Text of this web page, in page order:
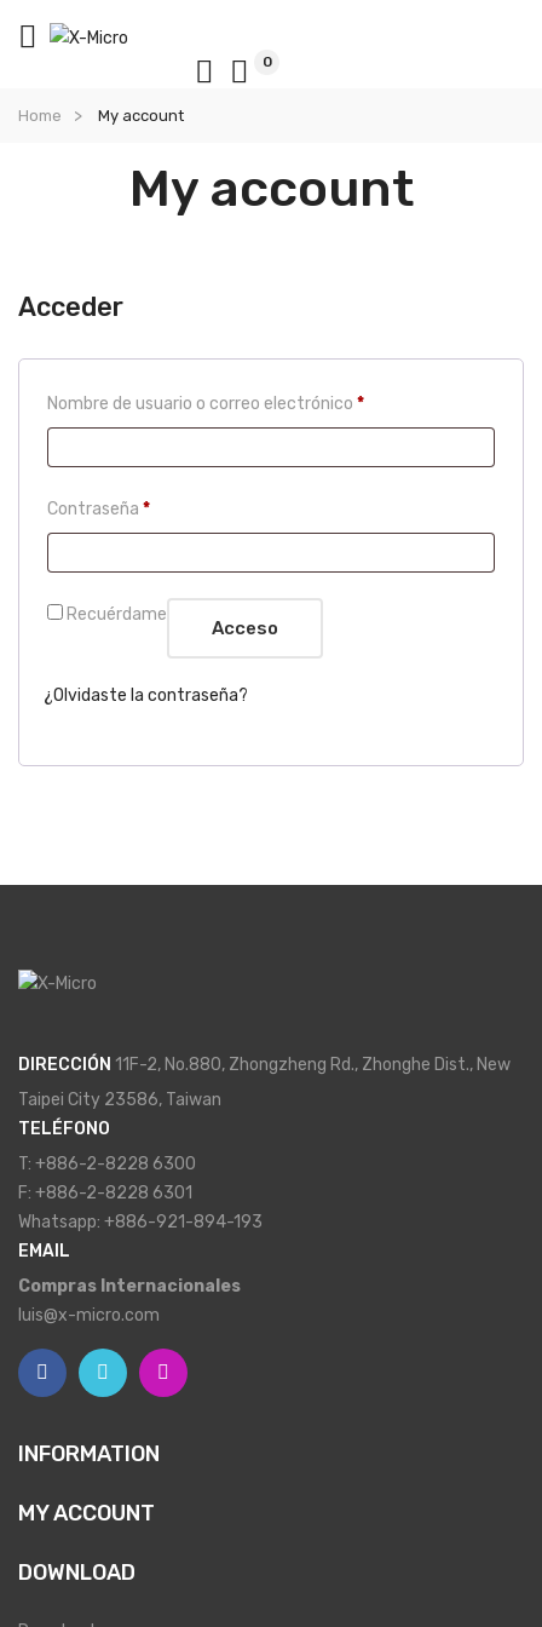
0
Home My account
My account
Acceder
Nombre de usuario o correo electrónico *Obligatorio
Contraseña *Obligatorio
Recuérdame
Acceso
¿Olvidaste la contraseña?
DIRECCIÓN 11F-2, No.880, Zhongzheng Rd., Zhonghe Dist., New
Taipei City 23586, Taiwan
TELÉFONO
T: +886-2-8228 6300
F: +886-2-8228 6301
Whatsapp: +886-921-894-193
EMAIL
Compras Internacionales
luis@x-micro.com
INFORMATION
MY ACCOUNT
DOWNLOAD